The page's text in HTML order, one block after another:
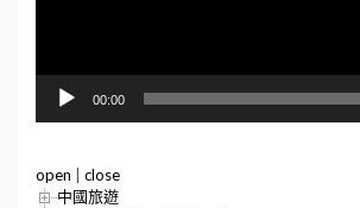
00:00
open
close
中國旅遊